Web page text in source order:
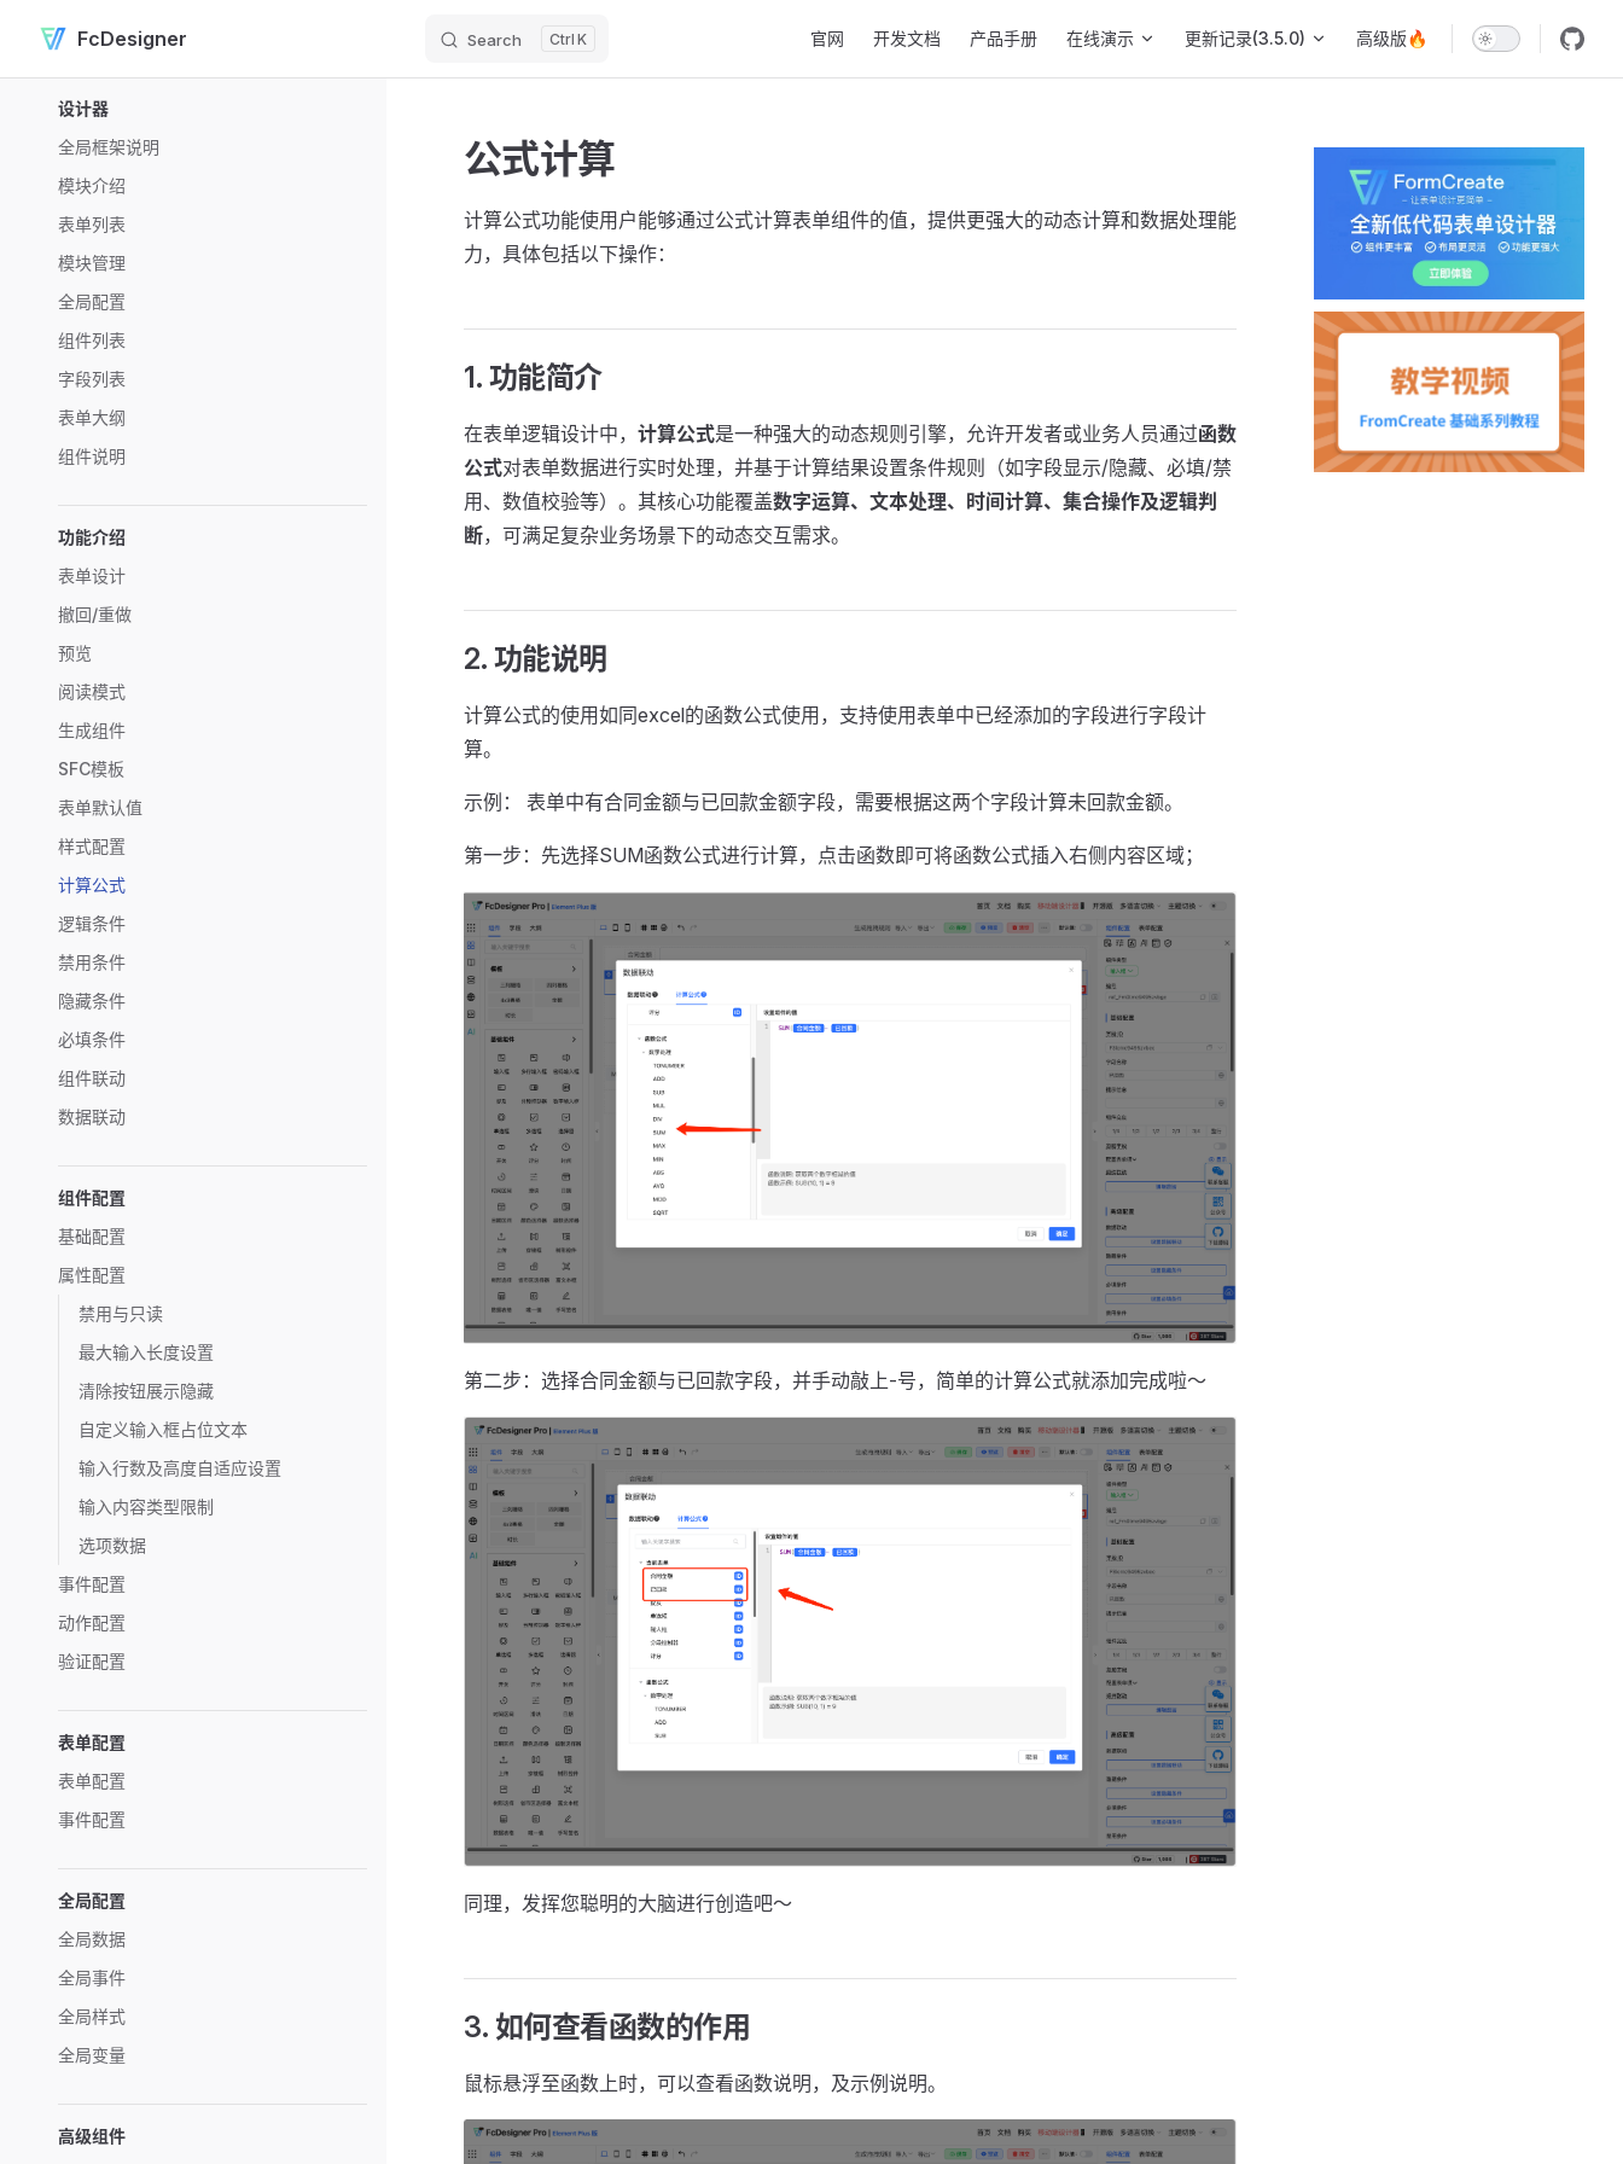
Skip to content
FcDesigner Search K 官网 开发文档 产品手册 在线演示 更新记录(3.5.0) 高级版🔥
设计器
全局框架说明
模块介绍
表单列表
模块管理
全局配置
组件列表
字段列表
表单大纲
组件说明
功能介绍
表单设计
撤回/重做
预览
阅读模式
生成组件
SFC模板
表单默认值
样式配置
计算公式
逻辑条件
禁用条件
隐藏条件
必填条件
组件联动
数据联动
组件配置
基础配置
属性配置
禁用与只读
最大输入长度设置
清除按钮展示隐藏
自定义输入框占位文本
输入行数及高度自适应设置
输入内容类型限制
选项数据
事件配置
动作配置
验证配置
表单配置
表单配置
事件配置
全局配置
全局数据
全局事件
全局样式
全局变量
高级组件
公式计算
计算公式功能使用户能够通过公式计算表单组件的值，提供更强大的动态计算和数据处理能
力，具体包括以下操作：
1. 功能简介
在表单逻辑设计中， 计算公式是一种强大的动态规则引擎，允许开发者或业务人员通过函数
公式对表单数据进行实时处理，并基于计算结果设置条件规则（如字段显示/隐藏、必填/禁
用、数值校验等）。其核心功能覆盖数字运算、文本处理、时间计算、集合操作及逻辑判
断，可满足复杂业务场景下的动态交互需求。
2. 功能说明
计算公式的使用如同excel的函数公式使用，支持使用表单中已经添加的字段进行字段计
算。
示例： 表单中有合同金额与已回款金额字段，需要根据这两个字段计算未回款金额。
第一步：先选择SUM函数公式进行计算，点击函数即可将函数公式插入右侧内容区域；
第二步：选择合同金额与已回款字段，并手动敲上-号，简单的计算公式就添加完成啦～
同理，发挥您聪明的大脑进行创造吧～
3. 如何查看函数的作用
鼠标悬浮至函数上时，可以查看函数说明，及示例说明。